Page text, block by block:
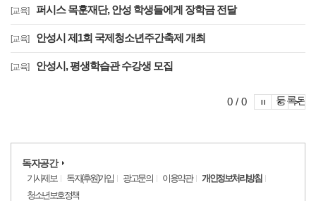
[교육] 퍼시스 목훈재단, 안성 학생들에게 장학금 전달
[교육] 안성시 제1회 국제청소년주간축제 개최
[교육] 안성시, 평생학습관 수강생 모집
등록된
0 / 0 포토
포토이
독자공간
기사제보 독자(후원)가입 광고문의 이용약관
개인정보처리방침
청소년보호정책